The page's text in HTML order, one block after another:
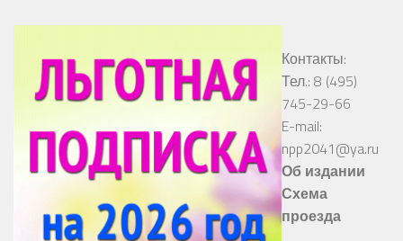
Контакты:
Тел.: 8 (495)
745-29-66
E-mail:
npp2041@ya.ru
Об издании
Схема
проезда